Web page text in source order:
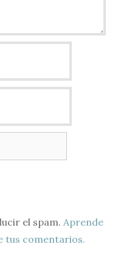
el spam. Aprende
tus comentarios.